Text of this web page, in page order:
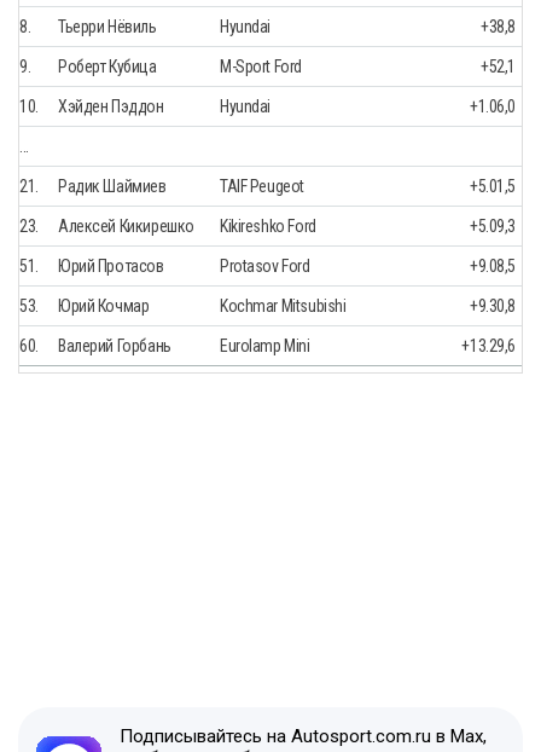
8. Тьерри Нёвиль Hyundai +38,8
9. Роберт Кубица M-Sport Ford +52,1
10. Хэйден Пэддон Hyundai +1.06,0
21. Радик Шаймиев TAIF Peugeot +5.01,5
23. Алексей Кикирешко Kikireshko Ford +5.09,3
51. Юрий Протасов Protasov Ford +9.08,5
53. Юрий Кочмар Kochmar Mitsubishi +9.30,8
60. Валерий Горбань Eurolamp Mini +13.29,6
Подписывайтесь на Autosport.com.ru в Max,